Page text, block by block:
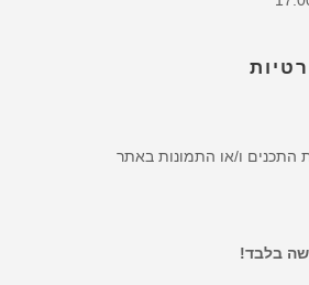
התכנים ו/או התמונות באתר
בלבד!